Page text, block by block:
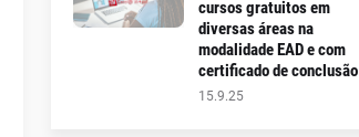
cursos gratuitos em
diversas áreas na
modalidade EAD e com
certificado de conclusão
15.9.25